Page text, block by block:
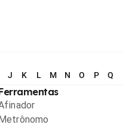
J K L M N O P Q